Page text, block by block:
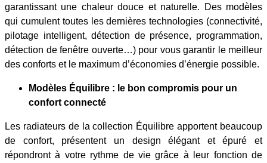
garantissant une chaleur douce et naturelle. Des modèles
qui cumulent toutes les dernières technologies (connectivité,
pilotage intelligent, détection de présence, programmation,
détection de fenêtre ouverte…) pour vous garantir le meilleur
des conforts et le maximum d’économies d’énergie possible.
Modèles Équilibre : le bon compromis pour un
confort connecté
Les radiateurs de la collection Équilibre apportent beaucoup
de confort, présentent un design élégant et épuré et
répondront à votre rythme de vie grâce à leur fonction de